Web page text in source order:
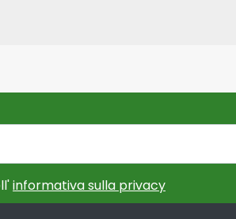
informativa sulla privacy